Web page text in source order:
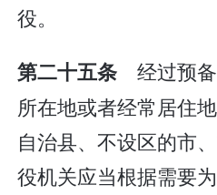
役。
第二十五条经过预
所在地或者经常居住
自治县、不设区的市
役机关应当根据需要